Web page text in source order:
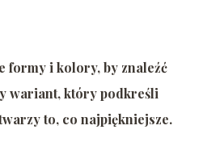
formy i kolory, by znaleźć
wariant, który podkreśli
to, co najpiękniejsze.